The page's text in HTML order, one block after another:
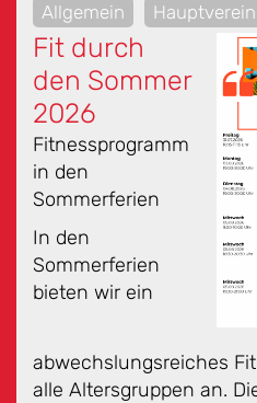
Allgemein
Hauptverein
Fit durch
den Sommer
2026
Fitnessprogramm
in den
Sommerferien
In den
Sommerferien
bieten wir ein
abwechslungsreiches
alle Altersgruppen an.